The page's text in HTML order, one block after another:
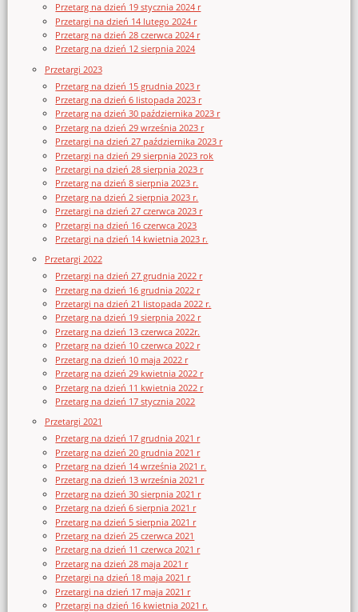
Przetarg na dzień 19 stycznia 2024 r
Przetargi na dzień 14 lutego 2024 r
Przetarg na dzień 28 czerwca 2024 r
Przetarg na dzień 12 sierpnia 2024
Przetargi 2023
Przetarg na dzień 15 grudnia 2023 r
Przetarg na dzień 6 listopada 2023 r
Przetarg na dzień 30 października 2023 r
Przetarg na dzień 29 września 2023 r
Przetargi na dzień 27 października 2023 r
Przetargi na dzień 29 sierpnia 2023 rok
Przetargi na dzień 28 sierpnia 2023 r
Przetarg na dzień 8 sierpnia 2023 r.
Przetarg na dzień 2 sierpnia 2023 r.
Przetargi na dzień 27 czerwca 2023 r
Przetargi na dzień 16 czerwca 2023
Przetargi na dzień 14 kwietnia 2023 r.
Przetargi 2022
Przetargi na dzień 27 grudnia 2022 r
Przetarg na dzień 16 grudnia 2022 r
Przetargi na dzień 21 listopada 2022 r.
Przetarg na dzień 19 sierpnia 2022 r
Przetarg na dzień 13 czerwca 2022r.
Przetarg na dzień 10 czerwca 2022 r
Przetarg na dzień 10 maja 2022 r
Przetarg na dzień 29 kwietnia 2022 r
Przetarg na dzień 11 kwietnia 2022 r
Przetarg na dzień 17 stycznia 2022
Przetargi 2021
Przetarg na dzień 17 grudnia 2021 r
Przetarg na dzień 20 grudnia 2021 r
Przetarg na dzień 14 września 2021 r.
Przetarg na dzień 13 września 2021 r
Przetarg na dzień 30 sierpnia 2021 r
Przetarg na dzień 6 sierpnia 2021 r
Przetarg na dzień 5 sierpnia 2021 r
Przetarg na dzień 25 czerwca 2021
Przetarg na dzień 11 czerwca 2021 r
Przetarg na dzień 28 maja 2021 r
Przetargi na dzień 18 maja 2021 r
Przetargi na dzień 17 maja 2021 r
Przetargi na dzień 16 kwietnia 2021 r.